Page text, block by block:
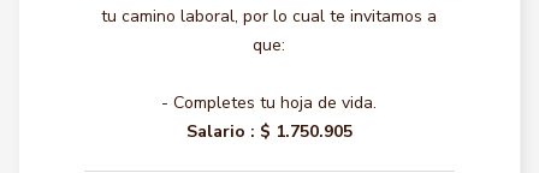
tu camino laboral, por lo cual te invitamos a
que:
- Completes tu hoja de vida.
Salario : $ 1.750.905